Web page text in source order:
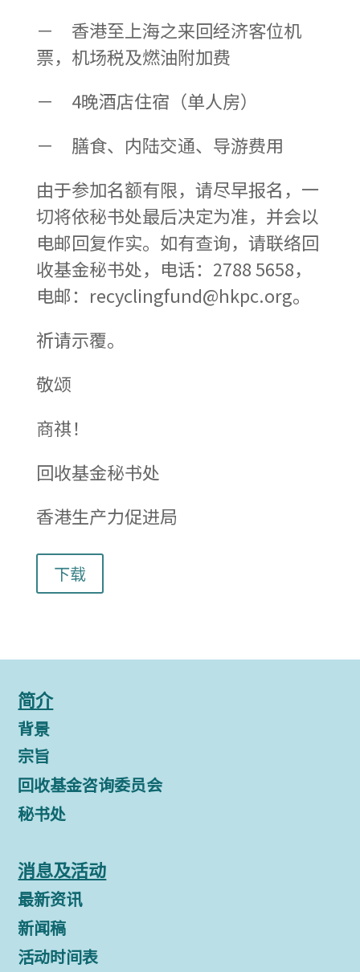
－ 香港至上海之来回经济客位机
票，机场税及燃油附加费
－ 4晚酒店住宿（单人房）
－ 膳食、内陆交通、导游费用
由于参加名额有限，请尽早报名，一
切将依秘书处最后决定为准，并会以
电邮回复作实。如有查询，请联络回
收基金秘书处，电话：2788 5658，
电邮：recyclingfund@hkpc.org。
祈请示覆。
敬颂
商祺！
回收基金秘书处
香港生产力促进局
下载
简介
背景
宗旨
回收基金咨询委员会
秘书处
消息及活动
最新资讯
新闻稿
活动时间表